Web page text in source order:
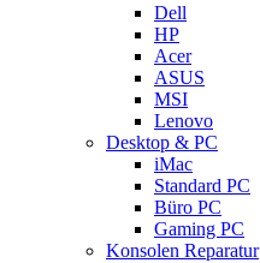
Dell
HP
Acer
ASUS
MSI
Lenovo
Desktop & PC
iMac
Standard PC
Büro PC
Gaming PC
Konsolen Reparatur